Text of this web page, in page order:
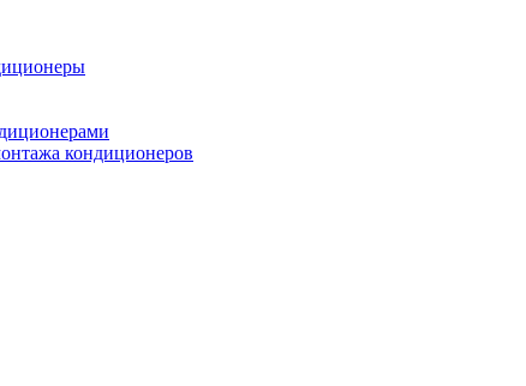
кондиционеров